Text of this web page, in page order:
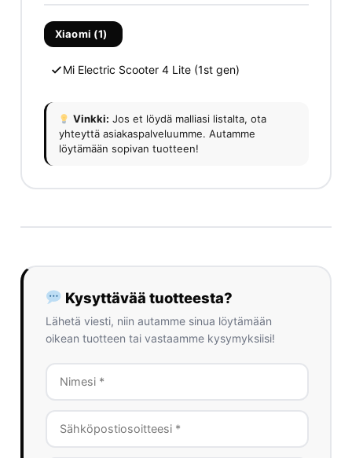
Xiaomi (1)
Mi Electric Scooter 4 Lite (1st gen)
Vinkki: Jos et löydä malliasi listalta, ota
yhteyttä asiakaspalveluumme. Autamme
löytämään sopivan tuotteen!
Kysyttävää tuotteesta?
Lähetä viesti, niin autamme sinua löytämään
oikean tuotteen tai vastaamme kysymyksiisi!